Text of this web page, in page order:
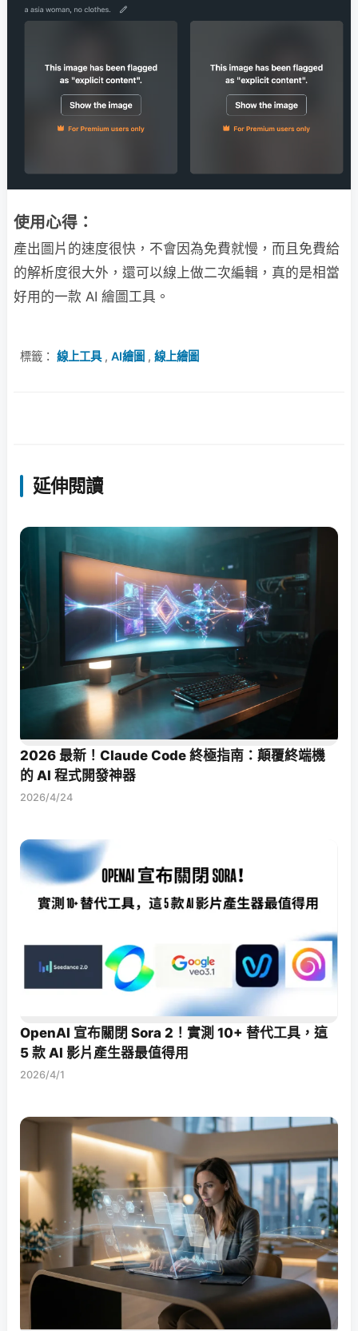
使用心得：
產出圖片的速度很快，不會因為免費就慢，而且免費給
的解析度很大外，還可以線上做二次編輯，真的是相當
好用的一款 AI 繪圖工具。
標籤： 線上工具, AI繪圖 , 線上繪圖
延伸閱讀
2026 最新！Claude Code 終極指南：顛覆終端機
的 AI 程式開發神器
2026/4/24
OpenAI 宣布關閉 Sora 2！實測 10+ 替代工具，這
5 款 AI 影片產生器最值得用
2026/4/1